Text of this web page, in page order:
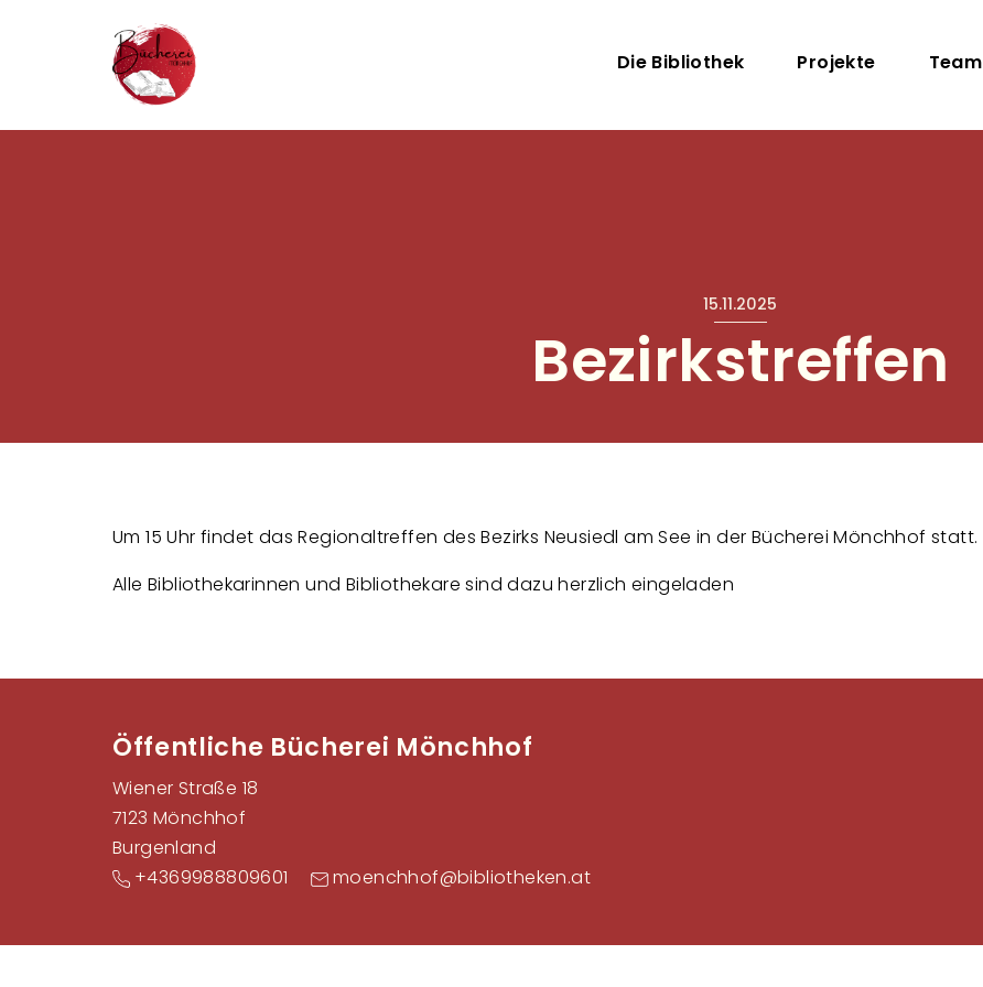
Hauptnavigation
Die Bibliothek Projekte Team
15.11.2025
Bezirkstreffen
Um 15 Uhr findet das Regionaltreffen des Bezirks Neusiedl am See in der Bücherei Mönchhof statt.
Alle Bibliothekarinnen und Bibliothekare sind dazu herzlich eingeladen
Öffentliche Bücherei Mönchhof
Wiener Straße 18
7123 Mönchhof
Burgenland
+4369988809601
moenchhof@bibliotheken.at